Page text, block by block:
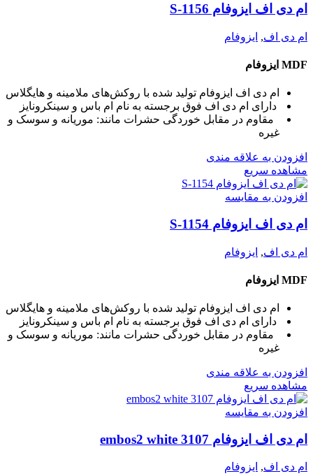
ام دی اف ایزوفام S-1156
ام دی اف, ایزوفام
MDF ایزوفام
ام دی اف ایزوفام تولید شده با روکش‌های ملامینه و هایگلاس
دارای ام دی اف فوق برجسته به نام ام باس و سینکرونایز
مقاوم در مقابل خوردگی حشرات مانند: موریانه و سوسک و
غیره
افزودن به علاقه مندی
مشاهده سریع
افزودن به مقایسه
ام دی اف ایزوفام S-1154
ام دی اف, ایزوفام
MDF ایزوفام
ام دی اف ایزوفام تولید شده با روکش‌های ملامینه و هایگلاس
دارای ام دی اف فوق برجسته به نام ام باس و سینکرونایز
مقاوم در مقابل خوردگی حشرات مانند: موریانه و سوسک و
غیره
افزودن به علاقه مندی
مشاهده سریع
افزودن به مقایسه
ام دی اف ایزوفام embos2 white 3107
ام دی اف, ایزوفام